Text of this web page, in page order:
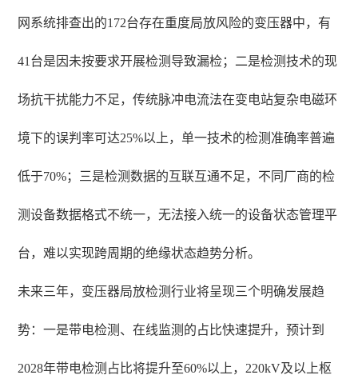
网系统排查出的172台存在重度局放风险的变压器中，有
41台是因未按要求开展检测导致漏检；二是检测技术的现
场抗干扰能力不足，传统脉冲电流法在变电站复杂电磁环
境下的误判率可达25%以上，单一技术的检测准确率普遍
低于70%；三是检测数据的互联互通不足，不同厂商的检
测设备数据格式不统一，无法接入统一的设备状态管理平
台，难以实现跨周期的绝缘状态趋势分析。
未来三年，变压器局放检测行业将呈现三个明确发展趋
势：一是带电检测、在线监测的占比快速提升，预计到
2028年带电检测占比将提升至60%以上，220kV及以上枢